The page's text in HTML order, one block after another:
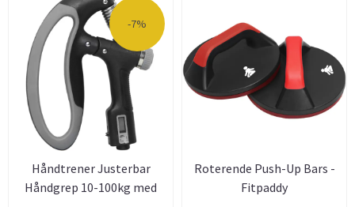
-7%
Håndtrener Justerbar
Håndgrep 10-100kg med
Roterende Push-Up Bars -
Fitpaddy